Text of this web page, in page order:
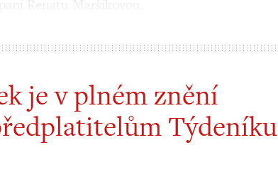
je v plném znění
Týdeníku